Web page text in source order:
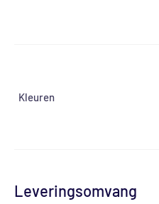
Kleuren
Leveringsomvang